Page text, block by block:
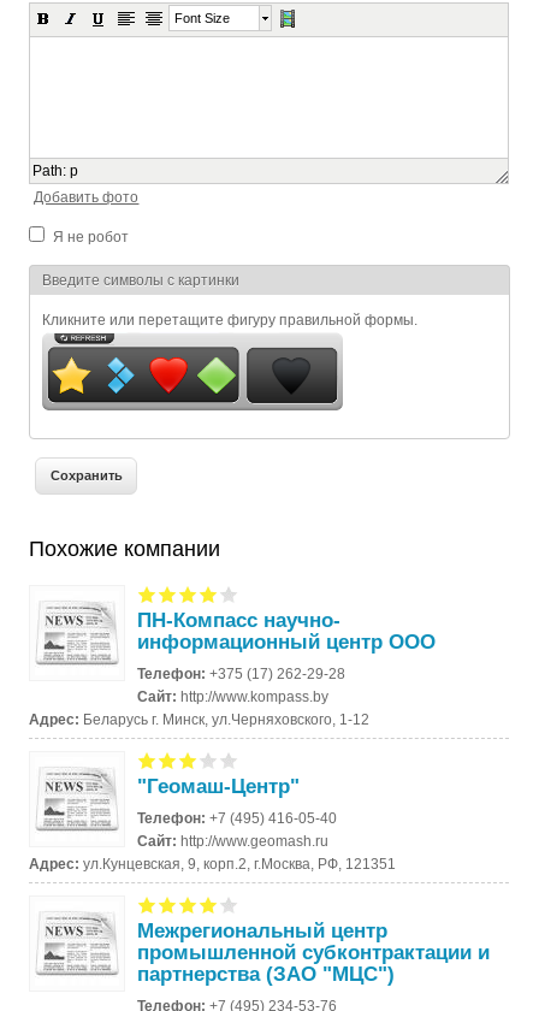
Font Size
Path:p
Добавить фото
Я не робот
Я спамер
Введите символы с картинки
Кликните или перетащите фигуру правильной формы.
Похожие компании
ПН-Компасс научно-
информационный центр ООО
Телефон:+375 (17) 262-29-28
Сайт:http://www.kompass.by
Адрес: Беларусь г. Минск, ул.Черняховского, 1-12
"Геомаш-Центр"
Телефон:+7 (495) 416-05-40
Сайт:http://www.geomash.ru
Адрес:ул.Кунцевская, 9, корп.2, г.Москва, РФ, 121351
Межрегиональный центр
промышленной субконтрактации и
партнерства (ЗАО "МЦС")
Телефон:+7 (495) 234-53-76